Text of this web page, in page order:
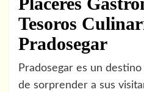
Tesoros
Pradosegar
Pradosegar es un
de sorprender a sus